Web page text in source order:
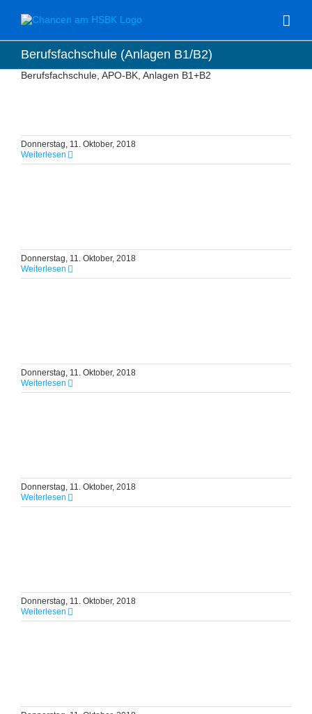
Inhalt
springen
Berufsfachschule (Anlagen B1/B2)
Berufsfachschule, APO-BK, Anlagen B1+B2
Donnerstag, 11. Oktober, 2018
Weiterlesen
Donnerstag, 11. Oktober, 2018
Weiterlesen
Donnerstag, 11. Oktober, 2018
Weiterlesen
Donnerstag, 11. Oktober, 2018
Weiterlesen
Donnerstag, 11. Oktober, 2018
Weiterlesen